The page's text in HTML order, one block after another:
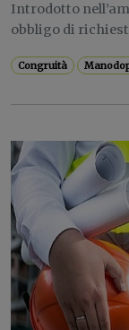
Introdotto
obbligo di
Congruità